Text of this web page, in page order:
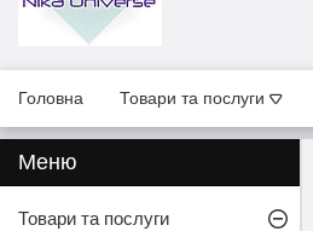
Головна Товари та послуги
Товари та послуги